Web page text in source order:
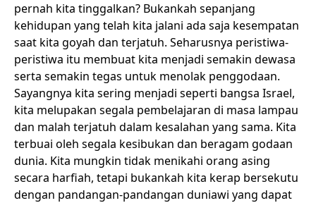
pernah kita tinggalkan? Bukankah sepanjang
kehidupan yang telah kita jalani ada saja kesempatan
saat kita goyah dan terjatuh. Seharusnya peristiwa-
peristiwa itu membuat kita menjadi semakin dewasa
serta semakin tegas untuk menolak penggodaan.
Sayangnya kita sering menjadi seperti bangsa Israel,
kita melupakan segala pembelajaran di masa lampau
dan malah terjatuh dalam kesalahan yang sama. Kita
terbuai oleh segala kesibukan dan beragam godaan
dunia. Kita mungkin tidak menikahi orang asing
secara harfiah, tetapi bukankah kita kerap bersekutu
dengan pandangan-pandangan duniawi yang dapat